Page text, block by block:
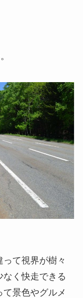
て視界が樹々
く快走できる
景色やグルメ